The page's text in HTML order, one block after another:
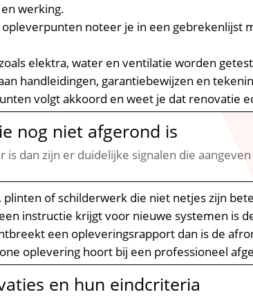
werking.​
noteer je in een gebrekenlijst
elektra, water en ventilatie worden
handleidingen, garantiebewijzen en
volgt akkoord en weet je dat renovatie
nog niet afgerond is
dan zijn er duidelijke signalen die
of schilderwerk die niet netjes zijn
instructie krijgt voor nieuwe systemen is
een opleveringsrapport dan is de
oplevering hoort bij een professioneel
en hun eindcriteria